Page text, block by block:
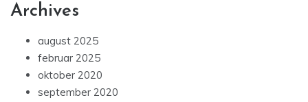
Archives
august 2025
februar 2025
oktober 2020
september 2020